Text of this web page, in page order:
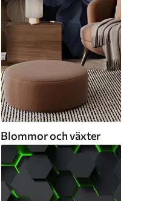
Blommor och växter